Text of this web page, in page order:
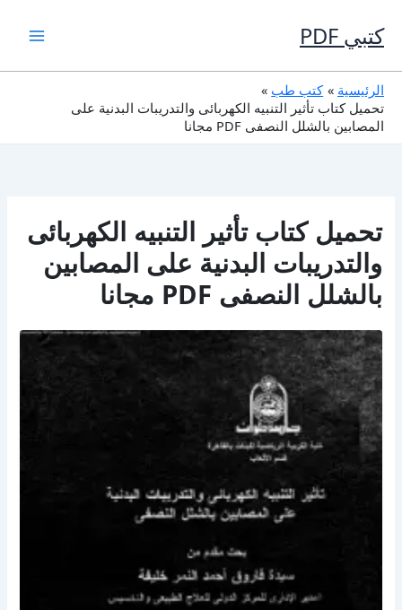
إلى
المحتوى
كتبي PDF
الرئيسية
كتب طب
تحميل كتاب تأثير التنبيه الكهربائى والتدريبات البدنية على
المصابين بالشلل النصفى PDF مجانا
تحميل كتاب تأثير التنبيه الكهربائى
والتدريبات البدنية على المصابين
بالشلل النصفى PDF مجانا